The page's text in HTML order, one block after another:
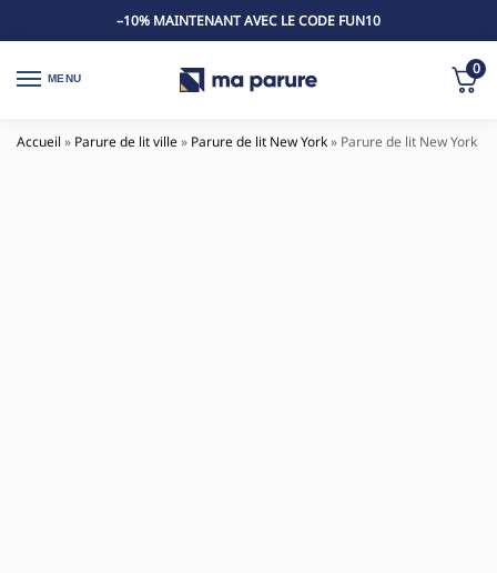
–10% MAINTENANT AVEC LE CODE FUN10
MENU
0
Accueil » Parure de lit ville» Parure de lit New York» Parure de lit New York